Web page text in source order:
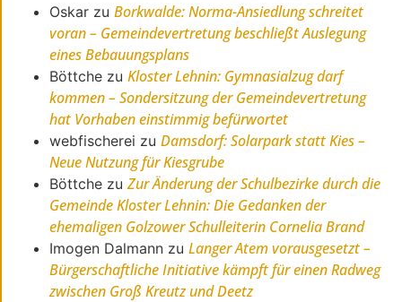
Oskar zu Borkwalde: Norma-Ansiedlung schreitet
voran – Gemeindevertretung beschließt Auslegung
eines Bebauungsplans
Böttche zu Kloster Lehnin: Gymnasialzug darf
kommen – Sondersitzung der Gemeindevertretung
hat Vorhaben einstimmig befürwortet
webfischerei zu Damsdorf: Solarpark statt Kies –
Neue Nutzung für Kiesgrube
Böttche zuZur Änderung der Schulbezirke durch die
Gemeinde Kloster Lehnin: Die Gedanken der
ehemaligen Golzower Schulleiterin Cornelia Brand
Imogen Dalmann zu Langer Atem vorausgesetzt –
Bürgerschaftliche Initiative kämpft für einen Radweg
zwischen Groß Kreutz und Deetz